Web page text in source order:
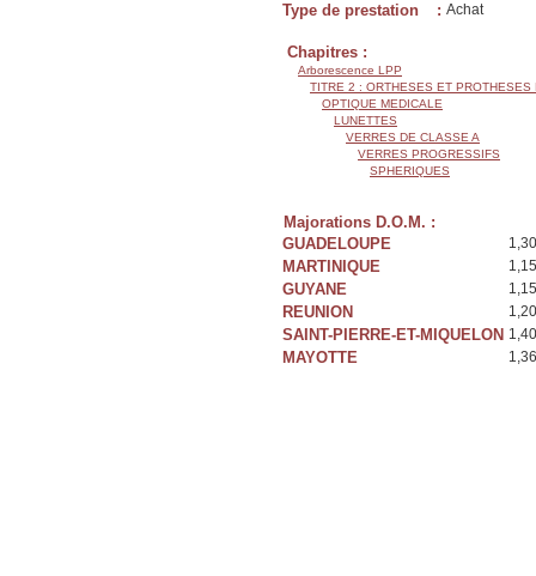
Type de prestation : Achat
Chapitres :
Arborescence LPP
TITRE 2 : ORTHESES ET PROTHESES
OPTIQUE MEDICALE
LUNETTES
VERRES DE CLASSE A
VERRES PROGRESSIFS
SPHERIQUES
Majorations D.O.M. :
GUADELOUPE
MARTINIQUE
GUYANE
REUNION
SAINT-PIERRE-ET-MIQUELON
MAYOTTE